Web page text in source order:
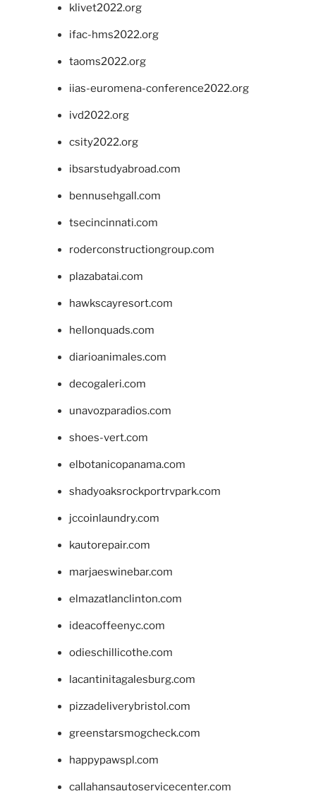
klivet2022.org
ifac-hms2022.org
taoms2022.org
iias-euromena-conference2022.org
ivd2022.org
csity2022.org
ibsarstudyabroad.com
bennusehgall.com
tsecincinnati.com
roderconstructiongroup.com
plazabatai.com
hawkscayresort.com
hellonquads.com
diarioanimales.com
decogaleri.com
unavozparadios.com
shoes-vert.com
elbotanicopanama.com
shadyoaksrockportrvpark.com
jccoinlaundry.com
kautorepair.com
marjaeswinebar.com
elmazatlanclinton.com
ideacoffeenyc.com
odieschillicothe.com
lacantinitagalesburg.com
pizzadeliverybristol.com
greenstarsmogcheck.com
happypawspl.com
callahansautoservicecenter.com